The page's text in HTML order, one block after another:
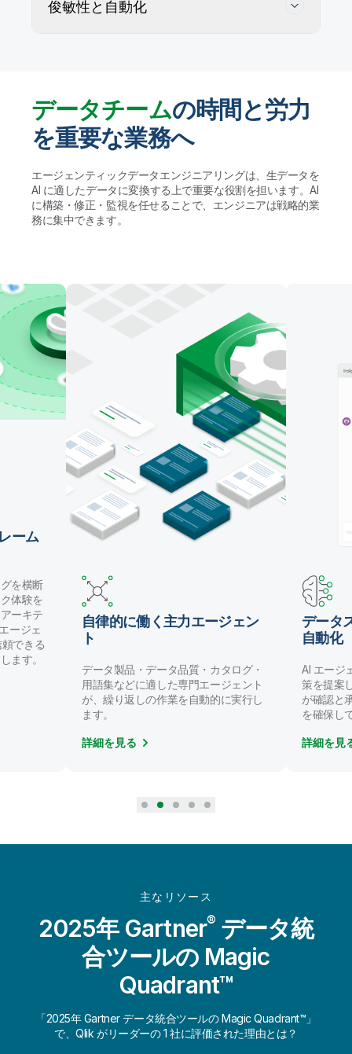
データの正確性を追跡・維持・確保
AI エージェントがユーザー定義ルールに従ってデー
タ品質の問題を特定・プロファイリングして解決策を
提案します。実行する前に人間が検証することで、ガ
俊敏性と自動化
データウェアハウスやレイクハウス、AI に適し
たデータレイクの管理を自動化
ングエージェントでパイプラインを構築したり、自然
言語で Qlik の AI アシスタントを使用することができ
ます。
データチームの時間と労力
を重要な業務へ
エージェンティックデータエンジニアリングは、生データを
AI に適したデータに変換する上で重要な役割を担います。AI
に構築・修正・監視を任せることで、エンジニアは戦略的業
務に集中できます。
ーム
を横断
体験を
ーキテ
ージェ
できる
ます。
自律的に働く主力エージェン
ト
データ製品・データ品質・カタログ・
用語集などに適した専門エージェント
が、繰り返しの作業を自動的に実行し
ます。
詳細を見る
データ
自動化
AI エージ
策を提案
が確認と
を確保し
詳細を見
主なリソース
2025年 Gartner®データ統
合ツールの Magic
Quadrant™
「2025年 Gartner データ統合ツールの Magic Quadrant™」
で、Qlik がリーダーの 1 社に評価された理由とは？